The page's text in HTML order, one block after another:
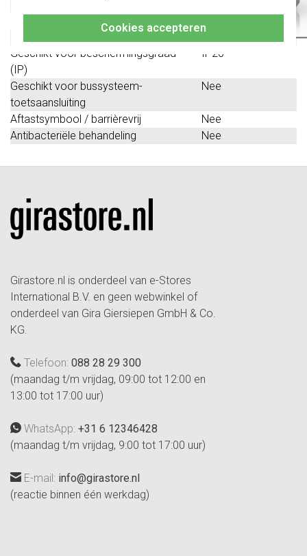
Cookies accepteren
Geschikt voor beschermingsgraad
(IP)
IP20
Geschikt voor bussysteem-
toetsaansluiting
Nee
Aftastsymbool / barrièrevrij
Nee
Antibacteriële behandeling
Nee
Girastore.nl is onderdeel van e-Stores
International B.V. en geen webwinkel of
onderdeel van Gira Giersiepen GmbH & Co.
KG.
Telefoon: 088 28 29 300
(maandag t/m vrijdag, 09:00 tot 12:00 en
13:00 tot 17:00 uur)
WhatsApp: +31 6 12346428
(maandag t/m vrijdag, 9:00 tot 17:00 uur)
E-mail: info@girastore.nl
(reactie binnen één werkdag)